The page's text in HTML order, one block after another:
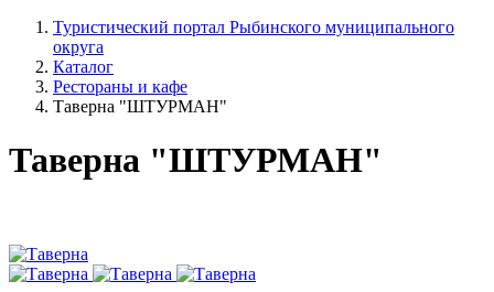
Туристический портал Рыбинского муниципального
округа
Каталог
Рестораны и кафе
Таверна "ШТУРМАН"
Таверна "ШТУРМАН"